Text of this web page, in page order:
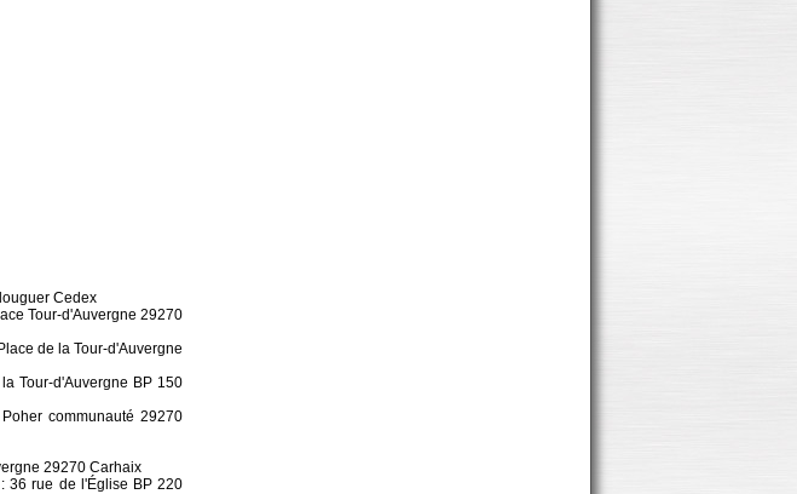
Cedex
Tour-d'Auvergne 29270
de la Tour-d'Auvergne
Tour-d'Auvergne BP 150
communauté 29270
29270 Carhaix
36 rue de l'Église BP 220